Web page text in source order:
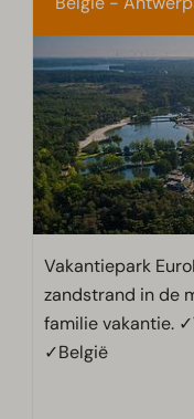
Vakantiepark
zandstrand in de
familie vakantie.
✓België